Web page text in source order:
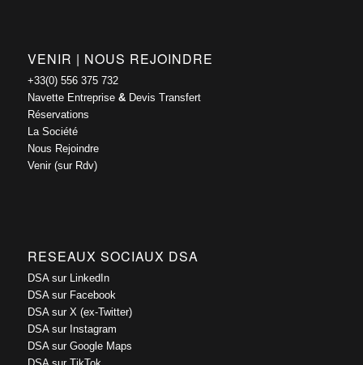
VENIR | NOUS REJOINDRE
+33(0) 556 375 732
Navette Entreprise & Devis Transfert
Réservations
La Société
Nous Rejoindre
Venir (sur Rdv)
RESEAUX SOCIAUX DSA
DSA sur LinkedIn
DSA sur Facebook
DSA sur X (ex-Twitter)
DSA sur Instagram
DSA sur Google Maps